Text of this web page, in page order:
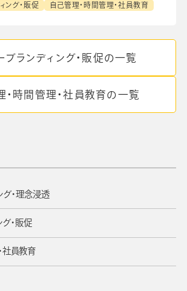
ング・販促 自己管理・時間管理・社員教育
ブランディング・販促の一覧
・時間管理・社員教育の一覧
グ・理念浸透
グ・販促
社員教育